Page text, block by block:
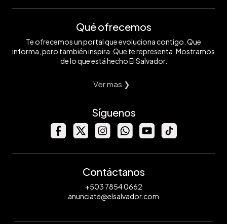
Qué ofrecemos
Te ofrecemos un portal que evoluciona contigo. Que
informa, pero también inspira. Que te representa. Mostramos
de lo que está hecho El Salvador.
Ver mas ❯
Síguenos
Contáctanos
+503 7854 0662
anunciate@elsalvador.com